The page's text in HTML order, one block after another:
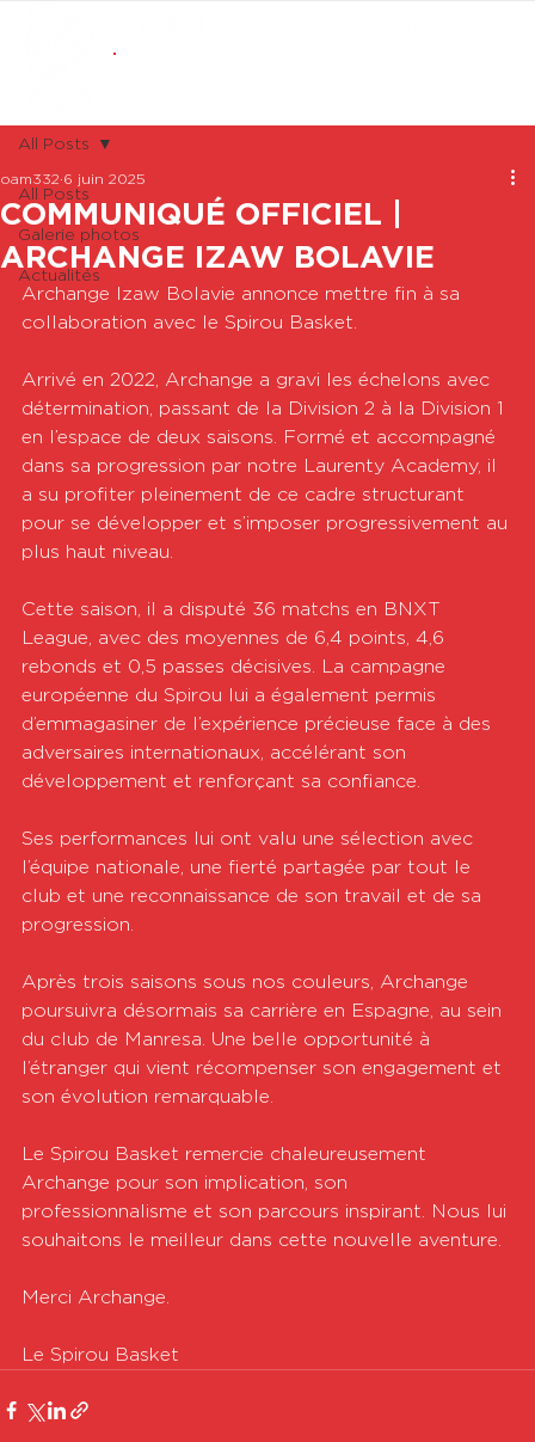
All Posts
Galerie photos
Actualités
All Posts
COMMUNIQUÉ OFFICIEL |
ARCHANGE IZAW BOLAVIE
oam332 6 juin 2025
Archange Izaw Bolavie annonce mettre fin à sa
collaboration avec le Spirou Basket.
Arrivé en 2022, Archange a gravi les échelons avec
détermination, passant de la Division 2 à la Division 1
en l’espace de deux saisons. Formé et accompagné
dans sa progression par notre Laurenty Academy, il
a su profiter pleinement de ce cadre structurant
pour se développer et s’imposer progressivement au
plus haut niveau.
Cette saison, il a disputé 36 matchs en BNXT
League, avec des moyennes de 6,4 points, 4,6
rebonds et 0,5 passes décisives. La campagne
européenne du Spirou lui a également permis
d’emmagasiner de l’expérience précieuse face à des
adversaires internationaux, accélérant son
développement et renforçant sa confiance.
Ses performances lui ont valu une sélection avec
l’équipe nationale, une fierté partagée par tout le
club et une reconnaissance de son travail et de sa
progression.
Après trois saisons sous nos couleurs, Archange
poursuivra désormais sa carrière en Espagne, au sein
du club de Manresa. Une belle opportunité à
l’étranger qui vient récompenser son engagement et
son évolution remarquable.
Le Spirou Basket remercie chaleureusement
Archange pour son implication, son
professionnalisme et son parcours inspirant. Nous lui
souhaitons le meilleur dans cette nouvelle aventure.
Merci Archange.
Le Spirou Basket